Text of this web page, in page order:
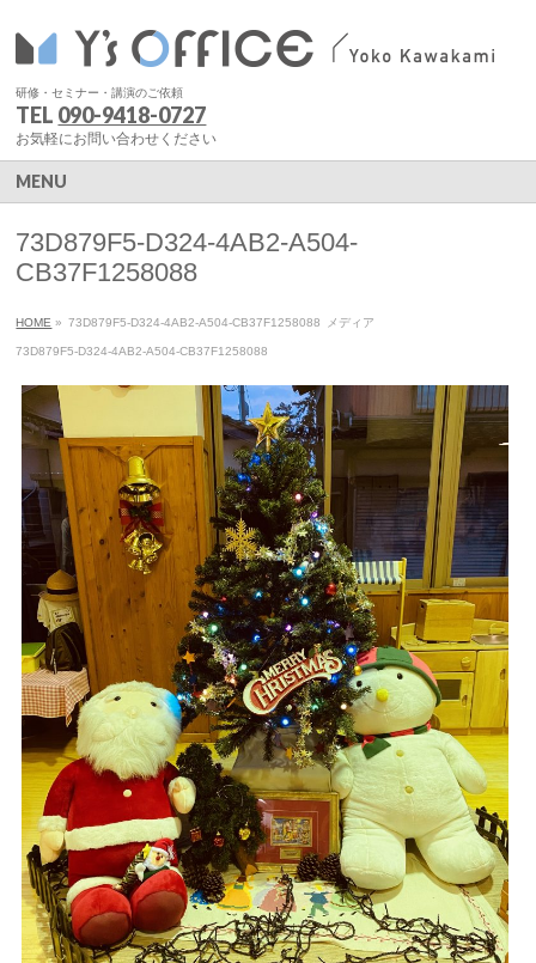
研修・セミナー・講演のご依頼
TEL 090-9418-0727
お気軽にお問い合わせください
MENU
73D879F5-D324-4AB2-A504-
CB37F1258088
HOME » 73D879F5-D324-4AB2-A504-CB37F1258088 メディア
73D879F5-D324-4AB2-A504-CB37F1258088